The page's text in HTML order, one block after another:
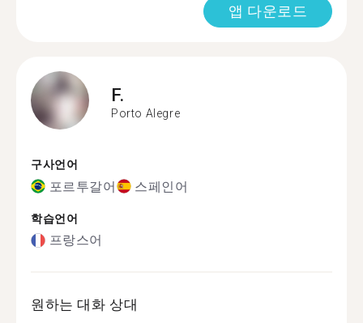
앱 다운로드
F.
Porto Alegre
구사언어
포르투갈어 스페인어
학습언어
프랑스어
원하는 대화 상대